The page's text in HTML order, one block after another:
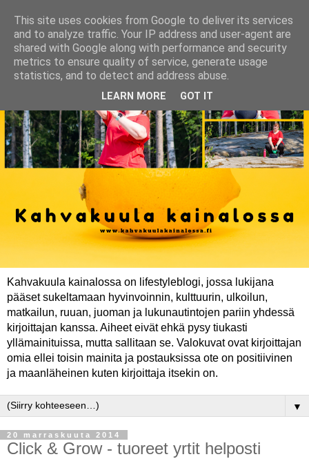
Kahvakuula kainalossa on lifestyleblogi, jossa lukijana
pääset sukeltamaan hyvinvoinnin, kulttuurin, ulkoilun,
matkailun, ruuan, juoman ja lukunautintojen pariin yhdessä
kirjoittajan kanssa. Aiheet eivät ehkä pysy tiukasti
yllämainituissa, mutta sallitaan se. Valokuvat ovat kirjoittajan
omia ellei toisin mainita ja postauksissa ote on positiivinen
ja maanläheinen kuten kirjoittaja itsekin on.
▼
20 marraskuuta 2014
Click & Grow - tuoreet yrtit helposti
This site uses cookies from Google to deliver its services
and to analyze traffic. Your IP address and user-agent are
shared with Google along with performance and security
metrics to ensure quality of service, generate usage
statistics, and to detect and address abuse.
LEARN MORE GOT IT